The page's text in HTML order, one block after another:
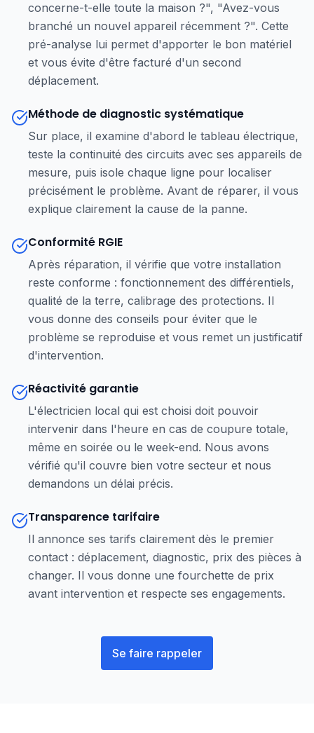
concerne-t-elle toute la maison ?", "Avez-vous
branché un nouvel appareil récemment ?". Cette
pré-analyse lui permet d'apporter le bon matériel
et vous évite d'être facturé d'un second
déplacement.
Méthode de diagnostic systématique
Sur place, il examine d'abord le tableau électrique,
teste la continuité des circuits avec ses appareils de
mesure, puis isole chaque ligne pour localiser
précisément le problème. Avant de réparer, il vous
explique clairement la cause de la panne.
Conformité RGIE
Après réparation, il vérifie que votre installation
reste conforme : fonctionnement des différentiels,
qualité de la terre, calibrage des protections. Il
vous donne des conseils pour éviter que le
problème se reproduise et vous remet un justificatif
d'intervention.
Réactivité garantie
L'électricien local qui est choisi doit pouvoir
intervenir dans l'heure en cas de coupure totale,
même en soirée ou le week-end. Nous avons
vérifié qu'il couvre bien votre secteur et nous
demandons un délai précis.
Transparence tarifaire
Il annonce ses tarifs clairement dès le premier
contact : déplacement, diagnostic, prix des pièces à
changer. Il vous donne une fourchette de prix
avant intervention et respecte ses engagements.
Se faire rappeler